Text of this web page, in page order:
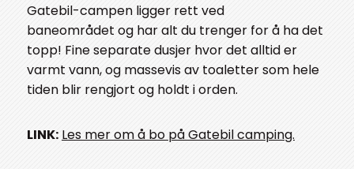
Gatebil-campen ligger rett ved
baneområdet og har alt du trenger for å ha det
topp! Fine separate dusjer hvor det alltid er
varmt vann, og massevis av toaletter som hele
tiden blir rengjort og holdt i orden.
LINK: Les mer om å bo på Gatebil camping.